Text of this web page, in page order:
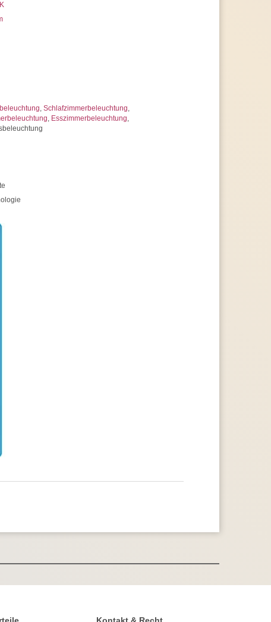
, Schlafzimmerbeleuchtung,
, Esszimmerbeleuchtung,